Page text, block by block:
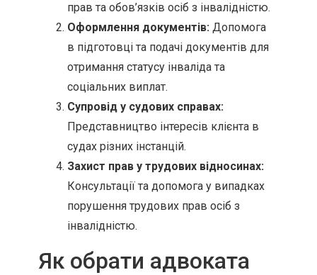
прав та обов’язків осіб з інвалідністю.
Оформлення документів: Допомога
в підготовці та подачі документів для
отримання статусу інваліда та
соціальних виплат.
Супровід у судових справах:
Представництво інтересів клієнта в
судах різних інстанцій.
Захист прав у трудових відносинах:
Консультації та допомога у випадках
порушення трудових прав осіб з
інвалідністю.
Як обрати адвоката